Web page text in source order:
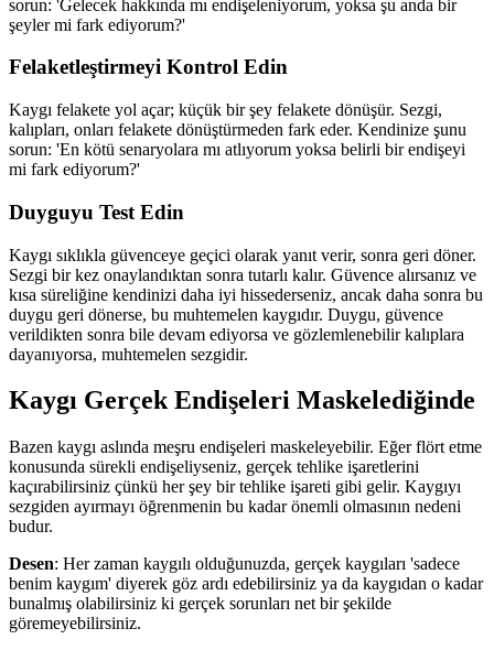
sorun: 'Gelecek hakkında mı endişeleniyorum, yoksa şu anda bir
şeyler mi fark ediyorum?'
Felaketleştirmeyi Kontrol Edin
Kaygı felakete yol açar; küçük bir şey felakete dönüşür. Sezgi,
kalıpları, onları felakete dönüştürmeden fark eder. Kendinize şunu
sorun: 'En kötü senaryolara mı atlıyorum yoksa belirli bir endişeyi
mi fark ediyorum?'
Duyguyu Test Edin
Kaygı sıklıkla güvenceye geçici olarak yanıt verir, sonra geri döner.
Sezgi bir kez onaylandıktan sonra tutarlı kalır. Güvence alırsanız ve
kısa süreliğine kendinizi daha iyi hissederseniz, ancak daha sonra bu
duygu geri dönerse, bu muhtemelen kaygıdır. Duygu, güvence
verildikten sonra bile devam ediyorsa ve gözlemlenebilir kalıplara
dayanıyorsa, muhtemelen sezgidir.
Kaygı Gerçek Endişeleri Maskelediğinde
Bazen kaygı aslında meşru endişeleri maskeleyebilir. Eğer flört etme
konusunda sürekli endişeliyseniz, gerçek tehlike işaretlerini
kaçırabilirsiniz çünkü her şey bir tehlike işareti gibi gelir. Kaygıyı
sezgiden ayırmayı öğrenmenin bu kadar önemli olmasının nedeni
budur.
Desen: Her zaman kaygılı olduğunuzda, gerçek kaygıları 'sadece
benim kaygım' diyerek göz ardı edebilirsiniz ya da kaygıdan o kadar
bunalmış olabilirsiniz ki gerçek sorunları net bir şekilde
göremeyebilirsiniz.